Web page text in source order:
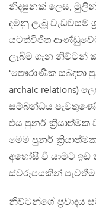
නිදසුනක් ලෙස, මුලින්
දමනු ලැබූ වැඩවසම්
යටත්විජිත ආණ්ඩුවේම
ලැබීම ගැන නිව්ටන්
‘පෞරාණික සබඳතා
archaic
සම්බන්ධය පැවතුණේ
එය පුනර්-ක්‍රියාත්මක
මෙම පුනර්-
අහෝසි වී යාමට ඉඩ
ස්වරූපයකින්
නිව්ටන්ගේ ප්‍රවාදය